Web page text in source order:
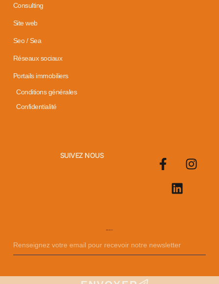
Consulting
Site web
Seo / Sea
Réseaux sociaux
Portails immobiliers
Conditions générales
Confidentialité
SUIVEZ NOUS